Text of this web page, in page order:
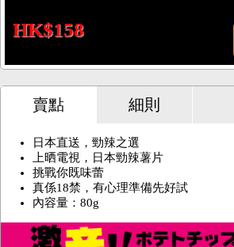
HK$158
賣點 細則
日本直送，勁辣之選
上晒電視，日本勁辣薯片
挑戰你既味蕾
真係18禁，有心理準備先好試
內容量：80g